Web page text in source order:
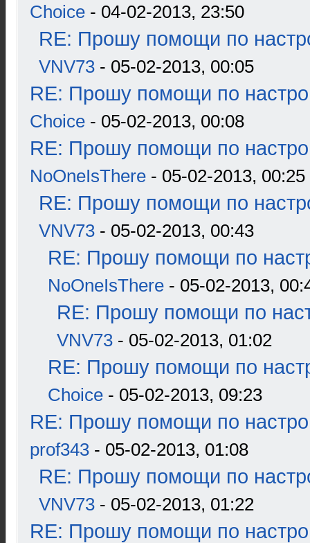
Choice - 04-02-2013, 23:50
RE: Прошу помощи по
VNV73 - 05-02-2013, 00:05
RE: Прошу помощи по
Choice - 05-02-2013, 00:08
RE: Прошу помощи по
NoOneIsThere - 05-02-2013, 00:25
RE: Прошу помощи по
VNV73 - 05-02-2013, 00:43
RE: Прошу помощи по
NoOneIsThere - 05-02-2013,
RE: Прошу помощи по
VNV73 - 05-02-2013, 01:02
RE: Прошу помощи по
Choice - 05-02-2013, 09:23
RE: Прошу помощи по
prof343 - 05-02-2013, 01:08
RE: Прошу помощи по
VNV73 - 05-02-2013, 01:22
RE: Прошу помощи по